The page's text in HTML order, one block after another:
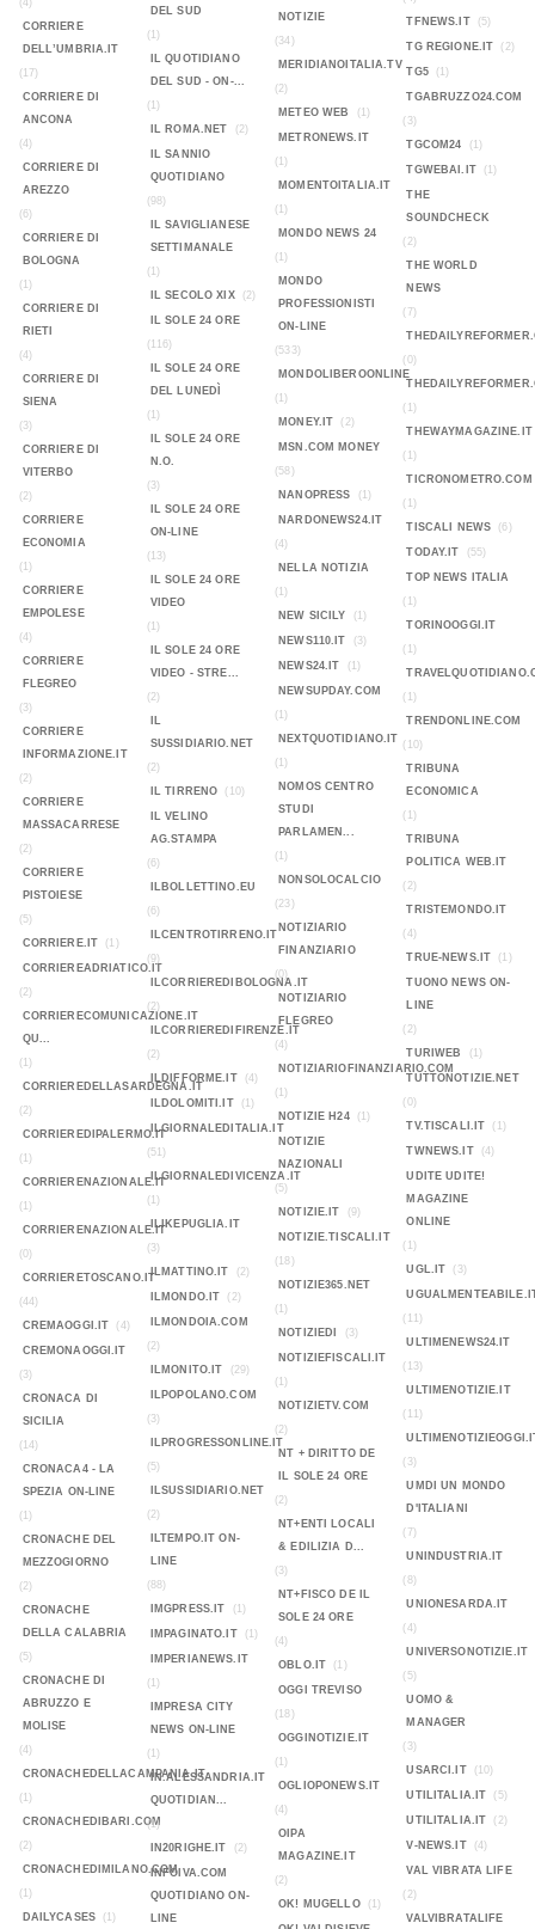
(4)
CORRIERE
DELL’UMBRIA.IT
(17)
CORRIERE DI
ANCONA
(4)
CORRIERE DI
AREZZO
(6)
CORRIERE DI
BOLOGNA
(1)
CORRIERE DI
RIETI
(4)
CORRIERE DI
SIENA
(3)
CORRIERE DI
VITERBO
(2)
CORRIERE
ECONOMIA
(1)
CORRIERE
EMPOLESE
(4)
CORRIERE
FLEGREO
(3)
CORRIERE
INFORMAZIONE.IT
(2)
CORRIERE
MASSACARRESE
(2)
CORRIERE
PISTOIESE
(5)
CORRIERE.IT
(1)
CORRIEREADRIATICO.IT
(2)
CORRIERECOMUNICAZIONE.IT
QU...
(1)
CORRIEREDELLASARDEGNA.IT
(2)
CORRIEREDIPALERMO.IT
(1)
CORRIERENAZIONALE.IT
(1)
CORRIERENAZIONALE.IT
(0)
CORRIERETOSCANO.IT
(44)
CREMAOGGI.IT
(4)
CREMONAOGGI.IT
(3)
CRONACA DI
SICILIA
(14)
CRONACA4 - LA
SPEZIA ON-LINE
(1)
CRONACHE DEL
MEZZOGIORNO
(2)
CRONACHE
DELLA CALABRIA
(5)
CRONACHE DI
ABRUZZO E
MOLISE
(4)
CRONACHEDELLACAMPANIA.IT
(1)
CRONACHEDIBARI.COM
(2)
CRONACHEDIMILANO.COM
(1)
DAILYCASES
(1)
DEL SUD
(1)
IL QUOTIDIANO
DEL SUD - ON-...
(1)
IL ROMA.NET
(2)
IL SANNIO
QUOTIDIANO
(98)
IL SAVIGLIANESE
SETTIMANALE
(1)
IL SECOLO XIX
(2)
IL SOLE 24 ORE
(116)
IL SOLE 24 ORE
DEL LUNEDÌ
(1)
IL SOLE 24 ORE
N.O.
(3)
IL SOLE 24 ORE
ON-LINE
(13)
IL SOLE 24 ORE
VIDEO
(1)
IL SOLE 24 ORE
VIDEO - STRE...
(2)
IL
SUSSIDIARIO.NET
(2)
IL TIRRENO
(10)
IL VELINO
AG.STAMPA
(6)
ILBOLLETTINO.EU
(6)
ILCENTROTIRRENO.IT
(9)
ILCORRIEREDIBOLOGNA.IT
(2)
ILCORRIEREDIFIRENZE.IT
(2)
ILDIFFORME.IT
(4)
ILDOLOMITI.IT (1)
ILGIORNALEDITALIA.IT
(51)
ILGIORNALEDIVICENZA.IT
(1)
ILIKEPUGLIA.IT
(3)
ILMATTINO.IT
(2)
ILMONDO.IT (2)
ILMONDOIA.COM
(2)
ILMONITO.IT
(29)
ILPOPOLANO.COM
(3)
ILPROGRESSONLINE.IT
(5)
ILSUSSIDIARIO.NET
(2)
ILTEMPO.IT ON-
LINE
(88)
IMGPRESS.IT
(1)
IMPAGINATO.IT (1)
IMPERIANEWS.IT
(1)
IMPRESA CITY
NEWS ON-LINE
(1)
IN.ALESSANDRIA.IT
QUOTIDIAN...
(1)
IN20RIGHE.IT
(2)
INFOIVA.COM
QUOTIDIANO ON-
LINE
NOTIZIE
(34)
MERIDIANOITALIA.TV
(2)
METEO WEB
(1)
METRONEWS.IT
(1)
MOMENTOITALIA.IT
(1)
MONDO NEWS 24
(1)
MONDO
PROFESSIONISTI
ON-LINE
(533)
MONDOLIBEROONLINE
(1)
MONEY.IT
(2)
MSN.COM MONEY
(58)
NANOPRESS
(1)
NARDONEWS24.IT
(4)
NELLA NOTIZIA
(1)
NEW SICILY
(1)
NEWS110.IT (3)
NEWS24.IT (1)
NEWSUPDAY.COM
(1)
NEXTQUOTIDIANO.IT
(1)
NOMOS CENTRO
STUDI
PARLAMEN...
(1)
NONSOLOCALCIO
(23)
NOTIZIARIO
FINANZIARIO
(0)
NOTIZIARIO
FLEGREO
(4)
NOTIZIARIOFINANZIARIO.COM
(1)
NOTIZIE H24
(1)
NOTIZIE
NAZIONALI
(5)
NOTIZIE.IT
(9)
NOTIZIE.TISCALI.IT
(18)
NOTIZIE365.NET
(1)
NOTIZIEDI
(3)
NOTIZIEFISCALI.IT
(1)
NOTIZIETV.COM
(2)
NT + DIRITTO DE
IL SOLE 24 ORE
(2)
NT+ENTI LOCALI
& EDILIZIA D...
(3)
NT+FISCO DE IL
SOLE 24 ORE
(4)
OBLO.IT
(1)
OGGI TREVISO
(18)
OGGINOTIZIE.IT
(1)
OGLIOPONEWS.IT
(4)
OIPA
MAGAZINE.IT
(2)
OK! MUGELLO
(1)
TFNEWS.IT
(5)
TG REGIONE.IT (2)
TG5 (1)
TGABRUZZO24.COM
(3)
TGCOM24
(1)
TGWEBAI.IT (1)
THE
SOUNDCHECK
(2)
THE WORLD
NEWS
(7)
(0)
(1)
THEWAYMAGAZINE.IT
(1)
TICRONOMETRO.COM
(1)
TISCALI NEWS
(6)
TODAY.IT (55)
TOP NEWS ITALIA
(1)
TORINOOGGI.IT
(1)
(1)
TRENDONLINE.COM
(10)
TRIBUNA
ECONOMICA
(1)
TRIBUNA
POLITICA WEB.IT
(2)
TRISTEMONDO.IT
(4)
TRUE-NEWS.IT
(1)
TUONO NEWS ON-
LINE
(2)
TURIWEB
(1)
TUTTONOTIZIE.NET
(0)
TV.TISCALI.IT
(1)
TWNEWS.IT (4)
UDITE UDITE!
MAGAZINE
ONLINE
(1)
UGL.IT
(3)
(11)
ULTIMENEWS24.IT
(13)
ULTIMENOTIZIE.IT
(11)
(3)
UMDI UN MONDO
D'ITALIANI
(7)
UNINDUSTRIA.IT
(8)
UNIONESARDA.IT
(4)
UNIVERSONOTIZIE.IT
(5)
UOMO &
MANAGER
(3)
USARCI.IT
(10)
UTILITALIA.IT (5)
UTILITALIA.IT (2)
V-NEWS.IT (4)
VAL VIBRATA LIFE
(2)
VALVIBRATALIFE